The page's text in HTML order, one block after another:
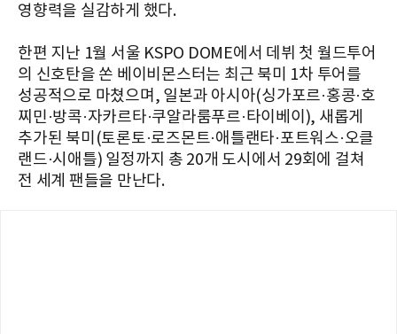
영향력을 실감하게 했다.
한편 지난 1월 서울 KSPO DOME에서 데뷔 첫 월드투어
의 신호탄을 쏜 베이비몬스터는 최근 북미 1차 투어를
성공적으로 마쳤으며, 일본과 아시아(싱가포르·홍콩·호
찌민·방콕·자카르타·쿠알라룸푸르·타이베이), 새롭게
추가된 북미(토론토·로즈몬트·애틀랜타·포트워스·오클
랜드·시애틀) 일정까지 총 20개 도시에서 29회에 걸쳐
전 세계 팬들을 만난다.